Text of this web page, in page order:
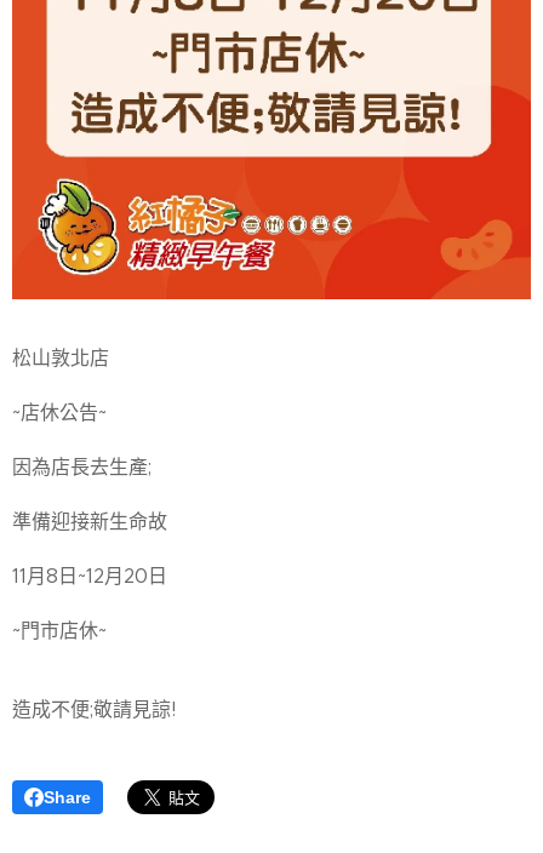
松山敦北店
~店休公告~
因為店長去生產;
準備迎接新生命故
11月8日~12月20日
~門市店休~
造成不便;敬請見諒!
Share